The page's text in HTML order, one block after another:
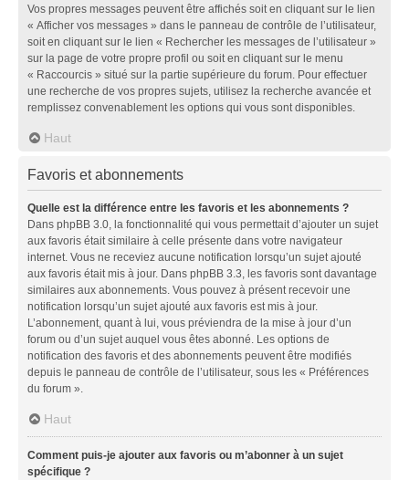
Vos propres messages peuvent être affichés soit en cliquant sur le lien
« Afficher vos messages » dans le panneau de contrôle de l’utilisateur,
soit en cliquant sur le lien « Rechercher les messages de l’utilisateur »
sur la page de votre propre profil ou soit en cliquant sur le menu
« Raccourcis » situé sur la partie supérieure du forum. Pour effectuer
une recherche de vos propres sujets, utilisez la recherche avancée et
remplissez convenablement les options qui vous sont disponibles.
Haut
Favoris et abonnements
Quelle est la différence entre les favoris et les abonnements ?
Dans phpBB 3.0, la fonctionnalité qui vous permettait d’ajouter un sujet
aux favoris était similaire à celle présente dans votre navigateur
internet. Vous ne receviez aucune notification lorsqu’un sujet ajouté
aux favoris était mis à jour. Dans phpBB 3.3, les favoris sont davantage
similaires aux abonnements. Vous pouvez à présent recevoir une
notification lorsqu’un sujet ajouté aux favoris est mis à jour.
L’abonnement, quant à lui, vous préviendra de la mise à jour d’un
forum ou d’un sujet auquel vous êtes abonné. Les options de
notification des favoris et des abonnements peuvent être modifiés
depuis le panneau de contrôle de l’utilisateur, sous les « Préférences
du forum ».
Haut
Comment puis-je ajouter aux favoris ou m’abonner à un sujet
spécifique ?